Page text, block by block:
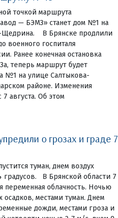
точкой маршрута
— БЭМЗ» станет дом №1 на
Щедрина. В Брянске продлили
военного госпиталя
Ранее конечная остановка
теперь маршрут будет
№1 на улице Салтыкова-
районе. Изменения
августа. Об этом
о грозах и граде 7
туман, днем воздух
градусов. В Брянской области 7
переменная облачность. Ночью
осадков, местами туман. Днем
дожди, местами гроза и